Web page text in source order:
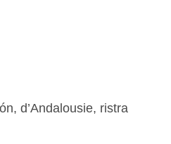
d’Andalousie, ristra